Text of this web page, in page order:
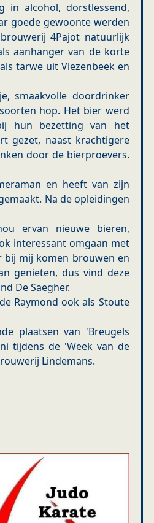
in alcohol, dorstlessend,
goede gewoonte werden
4Pajot natuurlijk
aanhanger van de korte
tarwe uit Vlezenbeek en
smaakvolle doordrinker
hop. Het bier werd
hun bezetting van het
gezet, naast krachtigere
door de bierproevers.
en heeft van zijn
Na de opleidingen
ervan nieuwe bieren,
interessant omgaan met
bij mij komen brouwen en
genieten, dus vind deze
De Saegher.
Raymond ook als Stoute
plaatsen van 'Breugels
tijdens de 'Week van de
Lindemans.